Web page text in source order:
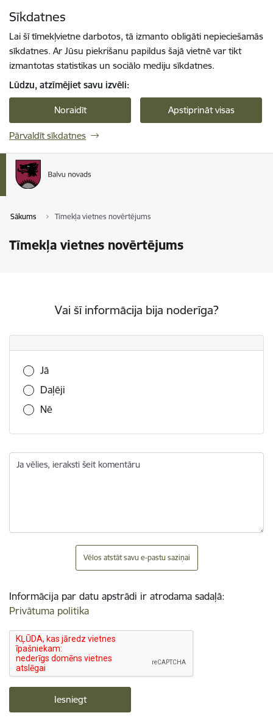
Sīkdatnes
Lai šī tīmekļvietne darbotos, tā izmanto obligāti nepieciešamās
sīkdatnes. Ar Jūsu piekrišanu papildus šajā vietnē var tikt
izmantotas statistikas un sociālo mediju sīkdatnes.
Lūdzu, atzīmējiet savu izvēli:
Noraidīt Apstiprināt visas
Pārvaldīt sīkdatnes
Sākums Tīmekļa vietnes novērtējums
Tīmekļa vietnes novērtējums
Vai šī informācija bija noderīga?
Vai šī informācija bija noderīga?
Jā
Daļēji
Nē
Ja vēlies, ieraksti šeit komentāru
Vēlos atstāt savu e-pastu saziņai
Informācija par datu apstrādi ir atrodama sadaļā:
Privātuma politika